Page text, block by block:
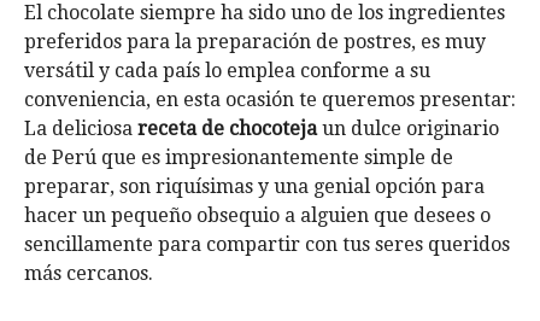
El chocolate siempre ha sido uno de los ingredientes
preferidos para la preparación de postres, es muy
versátil y cada país lo emplea conforme a su
conveniencia, en esta ocasión te queremos presentar:
La deliciosa receta de chocotejaun dulce originario
de Perú que es impresionantemente simple de
preparar, son riquísimas y una genial opción para
hacer un pequeño obsequio a alguien que desees o
sencillamente para compartir con tus seres queridos
más cercanos.